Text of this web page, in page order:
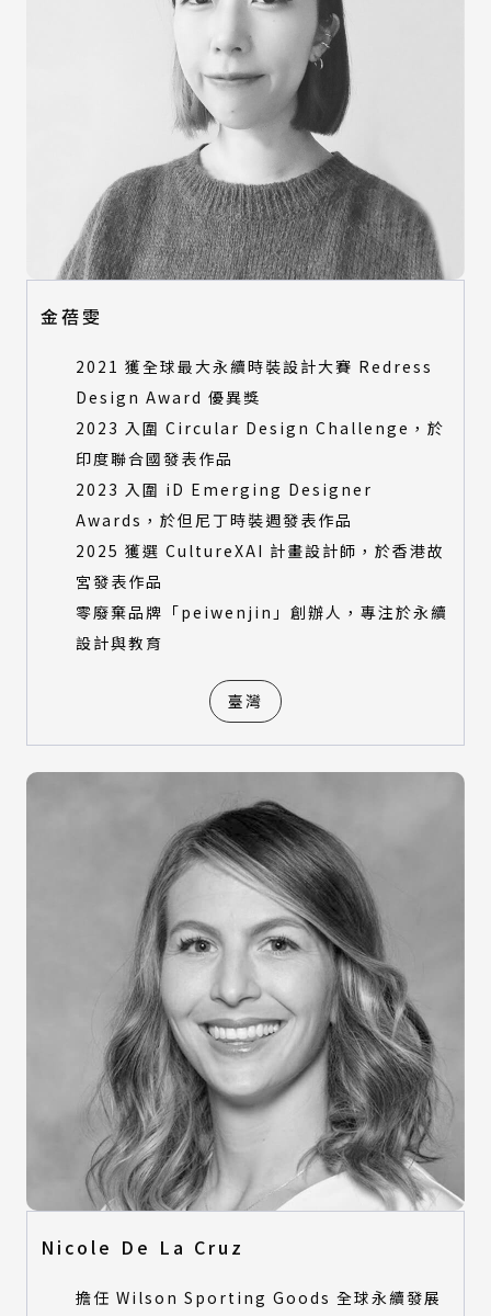
金蓓雯
2021 獲全球最大永續時裝設計大賽 Redress
Design Award 優異獎
2023 入圍 Circular Design Challenge，於
印度聯合國發表作品
2023 入圍 iD Emerging Designer
Awards，於但尼丁時裝週發表作品
2025 獲選 CultureXAI 計畫設計師，於香港故
宮發表作品
零廢棄品牌「peiwenjin」創辦人，專注於永續
設計與教育
臺灣
Nicole De La Cruz
擔任 Wilson Sporting Goods 全球永續發展